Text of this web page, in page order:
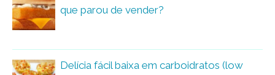
que parou de vender?
Delícia fácil baixa em carboidratos (low